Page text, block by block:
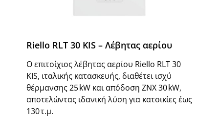
Riello RLT 30 KIS – Λέβητας αερίου
Ο επιτοίχιος λέβητας αερίου Riello RLT 30
KIS, ιταλικής κατασκευής, διαθέτει ισχύ
θέρμανσης 25 kW και απόδοση ΖΝΧ 30 kW,
αποτελώντας ιδανική λύση για κατοικίες έως
130 τ.μ.